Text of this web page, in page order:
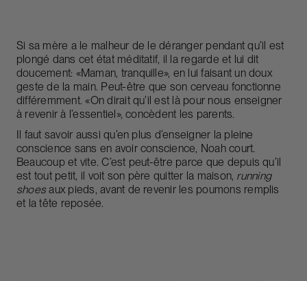
Si sa mère a le malheur de le déranger pendant qu’il est
plongé dans cet état méditatif, il la regarde et lui dit
doucement: «Maman, tranquille», en lui faisant un doux
geste de la main. Peut-être que son cerveau fonctionne
différemment. «On dirait qu’il est là pour nous enseigner
à revenir à l’essentiel», concèdent les parents.
Il faut savoir aussi qu’en plus d’enseigner la pleine
conscience sans en avoir conscience, Noah court.
Beaucoup et vite. C’est peut-être parce que depuis qu’il
est tout petit, il voit son père quitter la maison, running
shoesaux pieds, avant de revenir les poumons remplis
et la tête reposée.